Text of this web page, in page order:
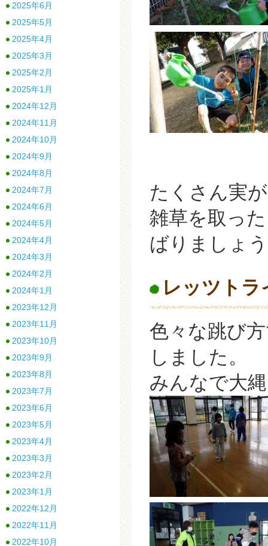
たくさん実
雑草を取っ
ばりましょ
レッツトラ
色々な跳び
しました。
みんなで大
2025年6月
2025年5月
2025年4月
2025年3月
2025年2月
2025年1月
2024年12月
2024年11月
2024年10月
2024年9月
2024年8月
2024年7月
2024年6月
2024年5月
2024年4月
2024年3月
2024年2月
2024年1月
2023年12月
2023年11月
2023年10月
2023年9月
2023年8月
2023年7月
2023年6月
2023年5月
2023年4月
2023年3月
2023年2月
2023年1月
2022年12月
2022年11月
2022年10月